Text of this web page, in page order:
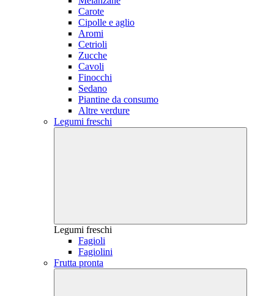
Carote
Cipolle e aglio
Aromi
Cetrioli
Zucche
Cavoli
Finocchi
Sedano
Piantine da consumo
Altre verdure
Legumi freschi
Legumi freschi
Fagioli
Fagiolini
Frutta pronta